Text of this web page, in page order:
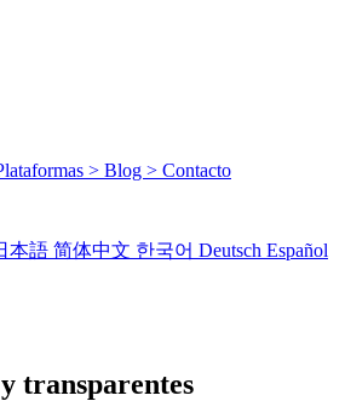
> Blog > Contacto
本語 简体中文 한국어 Deutsch Español
transparentes